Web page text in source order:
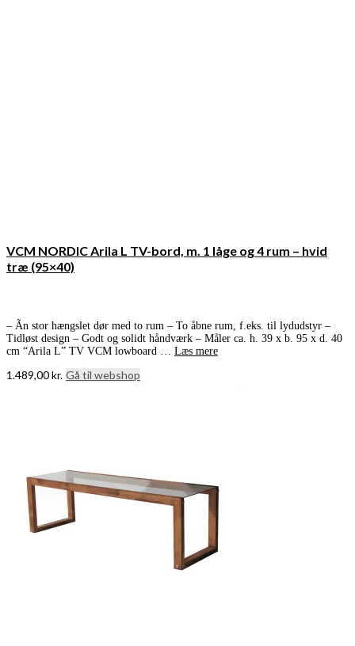
VCM NORDIC Arila L TV-bord, m. 1 låge og 4 rum – hvid
træ (95×40)
– Ãn stor hængslet dør med to rum – To åbne rum, f.eks. til lydudstyr –
Tidløst design – Godt og solidt håndværk – Måler ca. h. 39 x b. 95 x d. 40
cm “Arila L” TV VCM lowboard … Læs mere
1.489,00kr. Gå til webshop